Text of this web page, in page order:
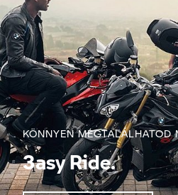
KÖNNYEN MEGTALÁLHATOD
3asy Ride.